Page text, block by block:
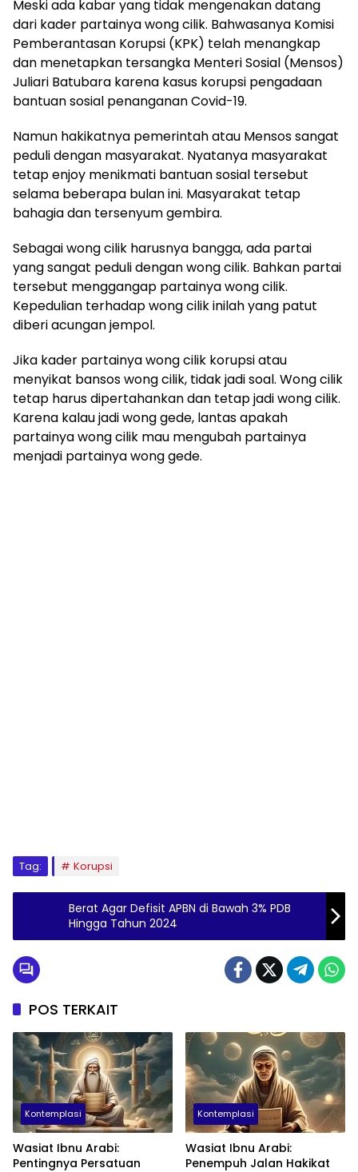
Meski ada kabar yang tidak mengenakan datang
dari kader partainya wong cilik. Bahwasanya Komisi
Pemberantasan Korupsi (KPK) telah menangkap
dan menetapkan tersangka Menteri Sosial (Mensos)
Juliari Batubara karena kasus korupsi pengadaan
bantuan sosial penanganan Covid-19.
Namun hakikatnya pemerintah atau Mensos sangat
peduli dengan masyarakat. Nyatanya masyarakat
tetap enjoy menikmati bantuan sosial tersebut
selama beberapa bulan ini. Masyarakat tetap
bahagia dan tersenyum gembira.
Sebagai wong cilik harusnya bangga, ada partai
yang sangat peduli dengan wong cilik. Bahkan partai
tersebut menggangap partainya wong cilik.
Kepedulian terhadap wong cilik inilah yang patut
diberi acungan jempol.
Jika kader partainya wong cilik korupsi atau
menyikat bansos wong cilik, tidak jadi soal. Wong cilik
tetap harus dipertahankan dan tetap jadi wong cilik.
Karena kalau jadi wong gede, lantas apakah
partainya wong cilik mau mengubah partainya
menjadi partainya wong gede.
Tag: Korupsi
Berat Agar Defisit APBN di Bawah 3% PDB
Hingga Tahun 2024
POS TERKAIT
Kontemplasi
Wasiat Ibnu Arabi:
Pentingnya Persatuan
Kontemplasi
Wasiat Ibnu Arabi:
Penempuh Jalan Hakikat